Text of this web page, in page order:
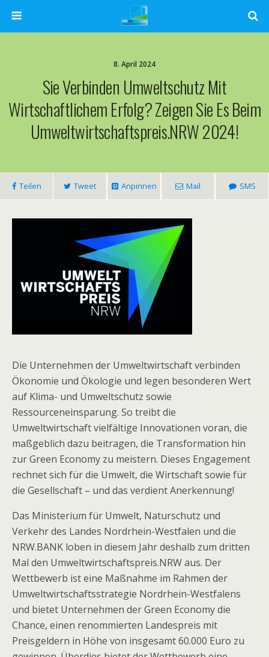
8. April 2024
Sie Verbinden Umweltschutz Mit
Wirtschaftlichem Erfolg? Zeigen Sie Es Beim
Umweltwirtschaftspreis.NRW 2024!
Teilen Tweet Anpinnen Mail SMS
Die Unternehmen der Umweltwirtschaft verbinden
Ökonomie und Ökologie und legen besonderen Wert
auf Klima- und Umweltschutz sowie
Ressourceneinsparung. So treibt die
Umweltwirtschaft vielfältige Innovationen voran, die
maßgeblich dazu beitragen, die Transformation hin
zur Green Economy zu meistern. Dieses Engagement
rechnet sich für die Umwelt, die Wirtschaft sowie für
die Gesellschaft – und das verdient Anerkennung!
Das Ministerium für Umwelt, Naturschutz und
Verkehr des Landes Nordrhein-Westfalen und die
NRW.BANK loben in diesem Jahr deshalb zum dritten
Mal den Umweltwirtschaftspreis.NRW aus. Der
Wettbewerb ist eine Maßnahme im Rahmen der
Umweltwirtschaftsstrategie Nordrhein-Westfalens
und bietet Unternehmen der Green Economy die
Chance, einen renommierten Landespreis mit
Preisgeldern in Höhe von insgesamt 60.000 Euro zu